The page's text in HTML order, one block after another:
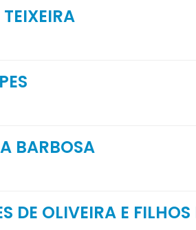
BARBOSA
DE OLIVEIRA E FILHOS